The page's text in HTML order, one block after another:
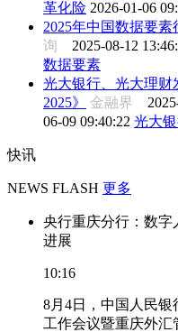
革化险 2026-01-06
2025年中国数据要
询 2025-08-12
数据要素
光大银行、光大理财
2025》
金融界
06-09 09:40:22 光大
快讯
NEWS FLASH 更多
央行重庆分行：数字
进展
10:16
8月4日，中国人民银
工作会议暨重庆外汇